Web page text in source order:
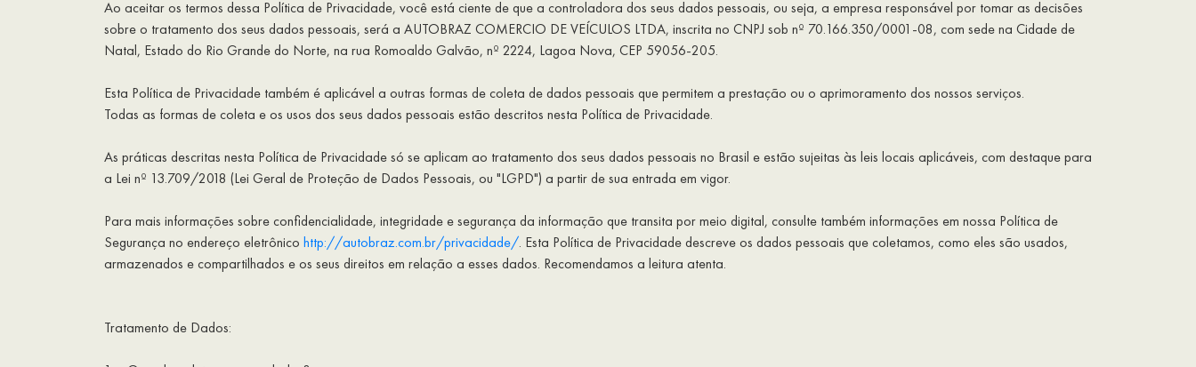
Ao aceitar os termos dessa Política de Privacidade, você está ciente de que a controladora dos seus dados pessoais, ou seja, a empresa responsável por tomar as decisões
sobre o tratamento dos seus dados pessoais, será a AUTOBRAZ COMERCIO DE VEÍCULOS LTDA, inscrita no CNPJ sob nº 70.166.350/0001-08, com sede na Cidade de
Natal, Estado do Rio Grande do Norte, na rua Romoaldo Galvão, nº 2224, Lagoa Nova, CEP 59056-205.
Esta Política de Privacidade também é aplicável a outras formas de coleta de dados pessoais que permitem a prestação ou o aprimoramento dos nossos serviços.
Todas as formas de coleta e os usos dos seus dados pessoais estão descritos nesta Política de Privacidade.
As práticas descritas nesta Política de Privacidade só se aplicam ao tratamento dos seus dados pessoais no Brasil e estão sujeitas às leis locais aplicáveis, com destaque para
a Lei nº 13.709/2018 (Lei Geral de Proteção de Dados Pessoais, ou "LGPD") a partir de sua entrada em vigor.
Para mais informações sobre confidencialidade, integridade e segurança da informação que transita por meio digital, consulte também informações em nossa Política de
Segurança no endereço eletrônico http://autobraz.com.br/privacidade/. Esta Política de Privacidade descreve os dados pessoais que coletamos, como eles são usados,
armazenados e compartilhados e os seus direitos em relação a esses dados. Recomendamos a leitura atenta.
Tratamento de Dados: